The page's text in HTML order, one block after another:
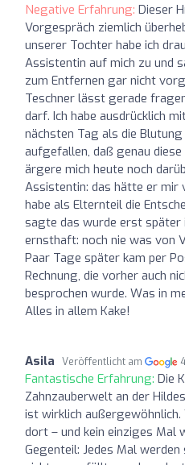
Negative Erfahrung: Dieser
Vorgespräch ziemlich
unserer Tochter habe ich
Assistentin auf mich zu und
zum Entfernen gar nicht
Teschner lässt gerade
darf. Ich habe ausdrücklich
nächsten Tag als die
aufgefallen, daß genau
ärgere mich heute noch
Assistentin: das hätte er mir
habe als Elternteil die
sagte das wurde erst später
ernsthaft: noch nie was von
Paar Tage später kam per
Rechnung, die vorher auch
besprochen wurde. Was in
Alles in allem Kake!
Asila Veröffentlicht am
Fantastische Erfahrung: Die
Zahnzauberwelt an der
ist wirklich außergewöhnlich.
dort – und kein einziges Mal
Gegenteil: Jedes Mal